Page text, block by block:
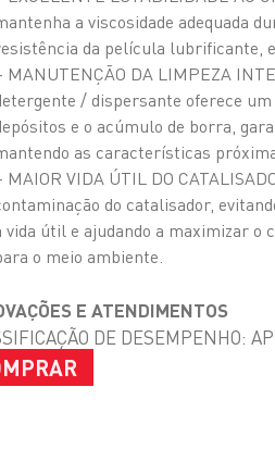
a viscosidade adequada
da película lubrificante,
MANUTENÇÃO DA LIMPEZA
/ dispersante oferece
e o acúmulo de borra,
as características
MAIOR VIDA ÚTIL DO
do catalisador,
vida útil e ajudando a maximizar o
o meio ambiente.
E ATENDIMENTOS
DE DESEMPENHO: